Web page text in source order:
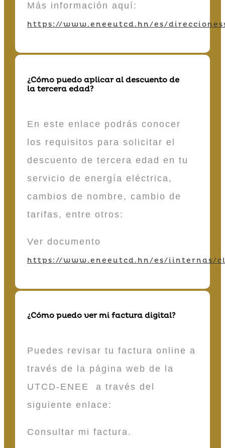
Más información aquí:
https://www.eneeutcd.hn/es/
¿Cómo puedo aplicar al descuento de
la tercera edad?
En este enlace podrás conocer
los requisitos para solicitar el
descuento de tercera edad en tu
servicio de energía eléctrica,
cambios de nombre, cambio de
tarifas, entre otros:
Ver documento
https://www.eneeutcd.hn/es/iinternas/
¿Cómo puedo ver mi factura digital?
Puedes revisar tu factura online a
través de la página web de la
UTCD-ENEE a través del
siguiente enlace:
Consultar mi factura.